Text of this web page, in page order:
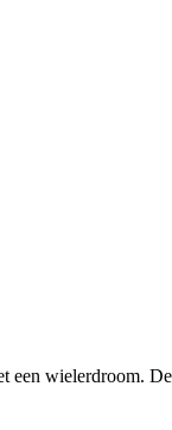
wielerdroom.